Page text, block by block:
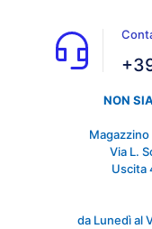
NON
Via L.
Uscita
da Lunedì al